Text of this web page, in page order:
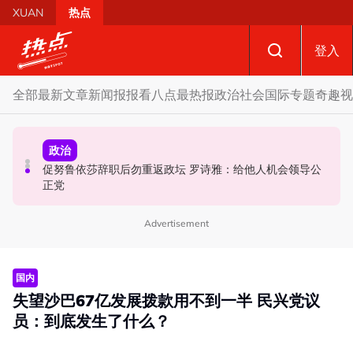
Skip to main content
XUAN 热点
登入
全部最新文章新闻报报看八点最热报政治社会国际专题奇趣
政治
炮轰哈迪不了解章程 阿兹敏：国盟无“自动退盟”规定
政治
促努鲁依莎辞职后勿重返政坛 罗诗雅：给他人机会领导公
正党
国际
泰校园枪击案酿8师生亡 枪手疑遭长期遭霸凌成导火索
Advertisement
国内
失望沙巴67亿发展拨款用不到一半 民兴党议
员：到底发生了什么？